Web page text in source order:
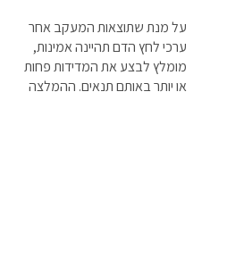
על מנת שתוצאות המעקב אחר
ערכי לחץ הדם תהיינה אמינות,
מומלץ לבצע את המדידות פחות
או יותר באותם תנאים. ההמלצה